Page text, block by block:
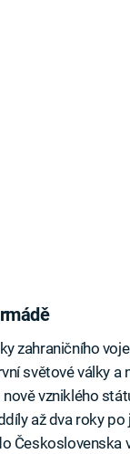
zahraničního
světové války a
vzniklého
až dva roky po
Československa